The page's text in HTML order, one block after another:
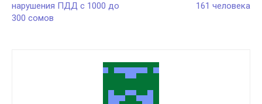
нарушения ПДД с 1000 до
300 сомов
161 человека